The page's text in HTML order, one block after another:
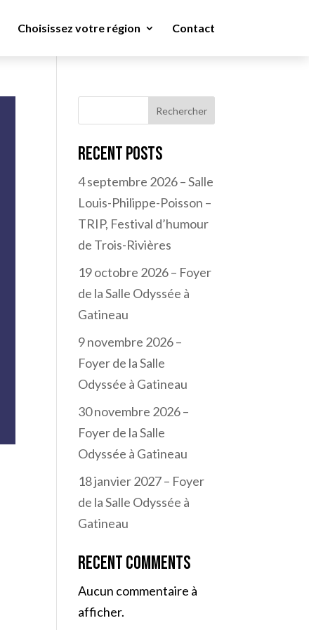
Choisissez votre région Contact
Rechercher
Recent Posts
4 septembre 2026 – Salle
Louis-Philippe-Poisson –
TRIP, Festival d’humour
de Trois-Rivières
19 octobre 2026 – Foyer
de la Salle Odyssée à
Gatineau
9 novembre 2026 –
Foyer de la Salle
Odyssée à Gatineau
30 novembre 2026 –
Foyer de la Salle
Odyssée à Gatineau
18 janvier 2027 – Foyer
de la Salle Odyssée à
Gatineau
Recent Comments
Aucun commentaire à
afficher.